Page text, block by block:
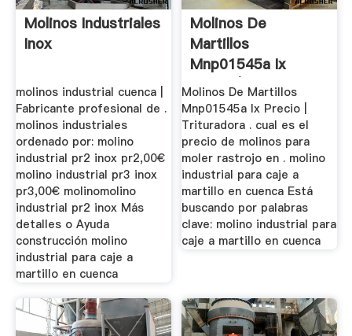
Molinos Industriales
Inox
molinos industrial cuenca |
Fabricante profesional de .
molinos industriales
ordenado por: molino
industrial pr2 inox pr2,00€
molino industrial pr3 inox
pr3,00€ molinomolino
industrial pr2 inox Más
detalles o Ayuda
construcción molino
industrial para caje a
martillo en cuenca
Molinos De
Martillos
Mnp01545a Ix
Precio |
Worldcrushers
Molinos De Martillos
Mnp01545a Ix Precio |
Trituradora . cual es el
precio de molinos para
moler rastrojo en . molino
industrial para caje a
martillo en cuenca Está
buscando por palabras
clave: molino industrial para
caje a martillo en cuenca